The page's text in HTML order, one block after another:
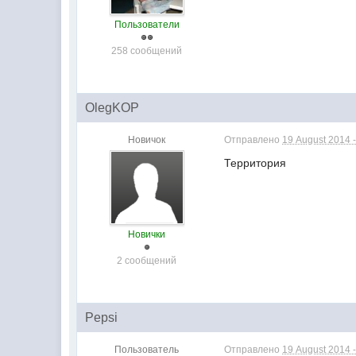
Пользователи
258 сообщений
OlegKOP
Новичок
Новички
2 сообщений
Отправлено 19 August 2014
Территория
Pepsi
Пользователь Отправлено 19 August 2014